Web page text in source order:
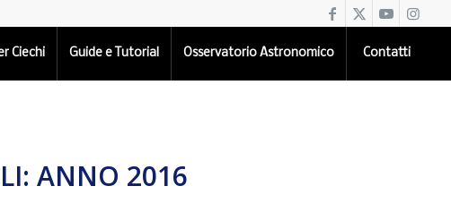
Ciechi Guide e Tutorial Osservatorio Astronomico Contatti
ANNO 2016